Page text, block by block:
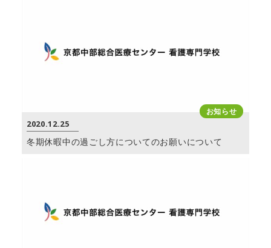
お知らせ
2020.12.25
冬期休暇中の過ごし方についてのお願いについて